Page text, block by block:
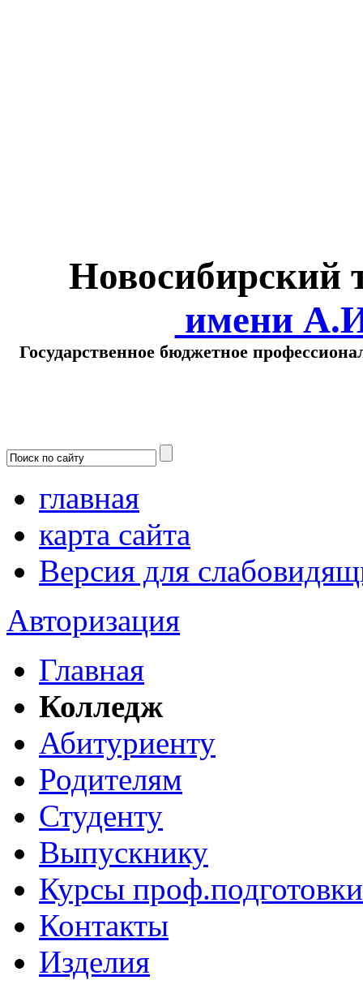
Новосибирский
имени
Государственное бюджетное
главная
карта сайта
Версия для
Авторизация
Главная
Колледж
Абитуриенту
Родителям
Студенту
Выпускнику
Курсы проф.подготовки
Контакты
Изделия